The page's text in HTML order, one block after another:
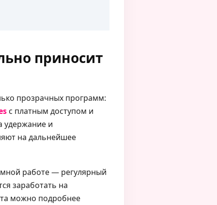
приносит
прозрачных программ:
с платным доступом и
удержание и
на дальнейшее
работе — регулярный
заработать на
можно подробнее